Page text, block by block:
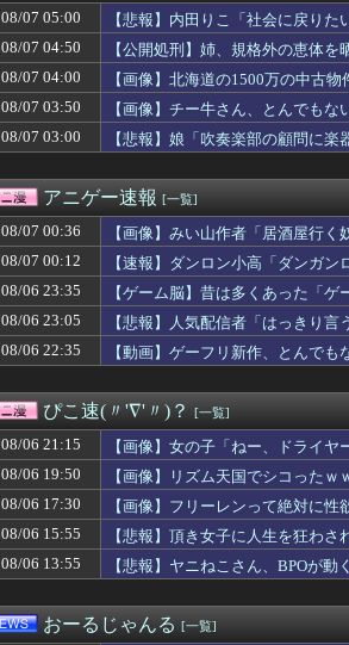
【閲覧注意】メキシコのインフルエンサー「今
【ラブライブ！】【画像】桜小路きな子ちゃん
【福岡】3年間で2億6500万円 福岡県議会「海
田﨑さくらアナ セクシーノースリーブ脇！！
韓国人「雨の中のカーチェイスの末、捕まえ
「投資不適格になりつつある」ブルームバーグ
【公開処刑】姉、規格外の恵体を晒してしまう
「Linuxで十分じゃね…？」世界が気付き始め
タブレットのバッテリーが膨らんで画面が剥が
ドラマ「親愛なる夫へ」を語ろう
「マスコミの立ち位置の勘違いっぷりがすごい
◆悲報◆韓国警察、大韓サッカー協会を家宅捜
【悲報】ソープでイッた後に嬢の耳元で「好き
青春時代を思い出すコスメ
【画像】松本人志さん、大勢の若いファンに囲
日本の商船が中国に臨検された場合は「台湾軍
綾瀬はるかの丸出し上半身ヤバすぎだって
ぼく「妹がぼくの子供を妊娠したんだ…」父「
【悲報】立川志らく、ガチでブチギレてしまう
【画像】NHKに出た仙台育英の野球部JKマネー
【悲報】加藤小夏(おなつ)「演技中に惚れてしま
【福岡】西鉄、天神駅と薬院駅の駅構内で不審
【画像】オタク「実際にプレイしたらわかるけ
【画像】ボスJK、撮られるｗｗｗｗｗｗｗｗｗ
ケガが多かったプロ野球選手※多村仁志禁止
取り放題でてんこ盛りにしてるのはまあ見かけ
フラれるじゃなく、フる側の曲
08/07 05:00
【悲報】内田りこ「社会に戻りた
08/07 04:50
【公開処刑】姉、規格外の恵体を
08/07 04:00
【画像】北海道の1500万の中古
08/07 03:50
【画像】チー牛さん、とんでも
08/07 03:00
【悲報】娘「吹奏楽部の顧問に
アニゲー速報 [一覧]
08/07 00:36
【画像】みい山作者「居酒屋行
08/07 00:12
【速報】ダンロン小高「ダンガ
08/06 23:35
【ゲーム脳】昔は多くあった「
08/06 23:05
【悲報】人気配信者「はっきり
08/06 22:35
【動画】ゲーフリ新作、とんで
ぴこ速(〃'∇'〃)？ [一覧]
08/06 21:15
【画像】女の子「ねー、ドライヤ
08/06 19:50
【画像】リズム天国でシコったｗ
08/06 17:30
【画像】フリーレンって絶対に性
08/06 15:55
【悲報】頂き女子に人生を狂わ
08/06 13:55
【悲報】ヤニねこさん、BPOが動
おーるじゃんる [一覧]